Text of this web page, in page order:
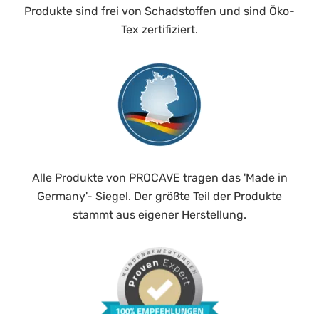
Produkte sind frei von Schadstoffen und sind Öko-
Tex zertifiziert.
Alle Produkte von PROCAVE tragen das 'Made in
Germany'- Siegel. Der größte Teil der Produkte
stammt aus eigener Herstellung.